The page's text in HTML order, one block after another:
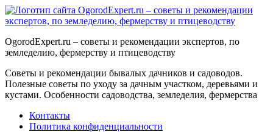
OgorodExpert.ru – cоветы и рекомендации экспертов, по
земледелию, фермерству и птицеводству
Советы и рекомендации бывалых дачников и садоводов.
Полезные советы по уходу за дачным участком, деревьями и
кустами. Особенности садоводства, земледелия, фермерства
Контакты
Политика конфиденциальности